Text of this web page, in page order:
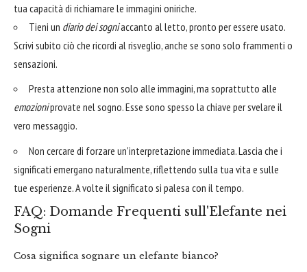
tua capacità di richiamare le immagini oniriche.
Tieni un diario dei sogniaccanto al letto, pronto per essere usato.
Scrivi subito ciò che ricordi al risveglio, anche se sono solo frammenti o
sensazioni.
Presta attenzione non solo alle immagini, ma soprattutto alle
emozioniprovate nel sogno. Esse sono spesso la chiave per svelare il
vero messaggio.
Non cercare di forzare un'interpretazione immediata. Lascia che i
significati emergano naturalmente, riflettendo sulla tua vita e sulle
tue esperienze. A volte il significato si palesa con il tempo.
FAQ: Domande Frequenti sull'Elefante nei
Sogni
Cosa significa sognare un elefante bianco?